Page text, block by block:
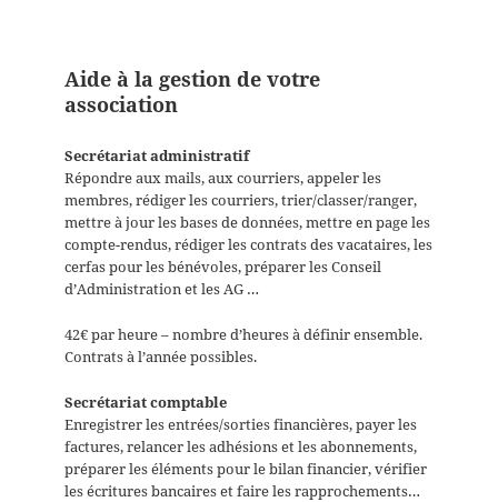
Aide à la gestion de votre
association
Secrétariat administratif
Répondre aux mails, aux courriers, appeler les
membres, rédiger les courriers, trier/classer/ranger,
mettre à jour les bases de données, mettre en page les
compte-rendus, rédiger les contrats des vacataires, les
cerfas pour les bénévoles, préparer les Conseil
d’Administration et les AG …
42€ par heure – nombre d’heures à définir ensemble.
Contrats à l’année possibles.
Secrétariat comptable
Enregistrer les entrées/sorties financières, payer les
factures, relancer les adhésions et les abonnements,
préparer les éléments pour le bilan financier, vérifier
les écritures bancaires et faire les rapprochements…